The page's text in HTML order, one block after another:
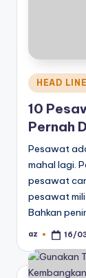
Posted
in
HEAD LINE
10
Pernah
Pesawat
mahal lagi.
pesawat
pesawat
Bahkan
Posted
az 16/